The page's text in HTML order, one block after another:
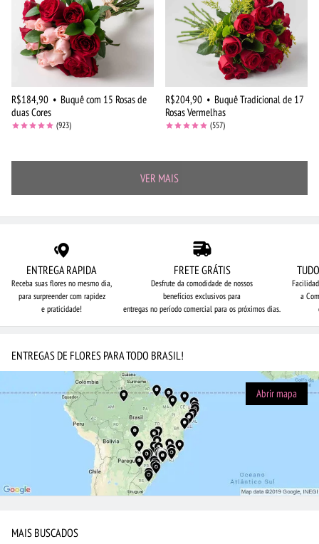
R$184,90 • Buquê com 15 Rosas de
duas Cores
(923)
R$204,90 • Buquê Tradicional de 17
Rosas Vermelhas
(557)
VER MAIS
ENTREGA RAPIDA
Receba suas flores no mesmo dia,
para surpreender com rapidez
e praticidade!
FRETE GRÁTIS
Desfrute da comodidade de nossos
benefícios exclusivos para
entregas no período comercial para os próximos dias.
a
ENTREGAS DE FLORES PARA TODO BRASIL!
Abrir mapa
MAIS BUSCADOS